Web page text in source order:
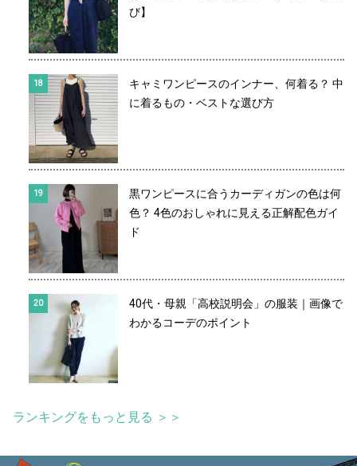
び】
キャミワンピースのインナー、何着る？ 中
に着るもの・ベストな選び方
黒ワンピースに合うカーディガンの色は何
色？ 4色のおしゃれに見える正解配色ガイ
ド
40代・母親「高校説明会」の服装｜画像で
わかるコーデのポイント
ランキングをもっと見る ＞＞